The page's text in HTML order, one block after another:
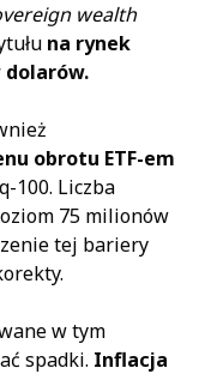
wealth
na rynek
dolarów.
obrotu ETF-em
100. Liczba
75 milionów
tej bariery
w tym
spadki. Inflacja